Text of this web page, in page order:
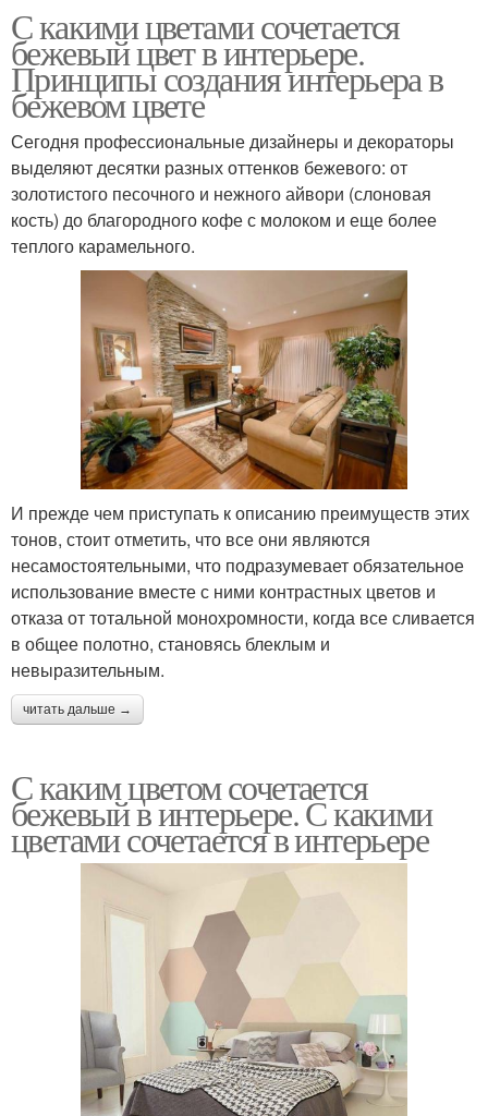
С какими цветами сочетается
бежевый цвет в интерьере.
Принципы создания интерьера в
бежевом цвете
Сегодня профессиональные дизайнеры и декораторы
выделяют десятки разных оттенков бежевого: от
золотистого песочного и нежного айвори (слоновая
кость) до благородного кофе с молоком и еще более
теплого карамельного.
И прежде чем приступать к описанию преимуществ этих
тонов, стоит отметить, что все они являются
несамостоятельными, что подразумевает обязательное
использование вместе с ними контрастных цветов и
отказа от тотальной монохромности, когда все сливается
в общее полотно, становясь блеклым и
невыразительным.
читать дальше →
С каким цветом сочетается
бежевый в интерьере. С какими
цветами сочетается в интерьере